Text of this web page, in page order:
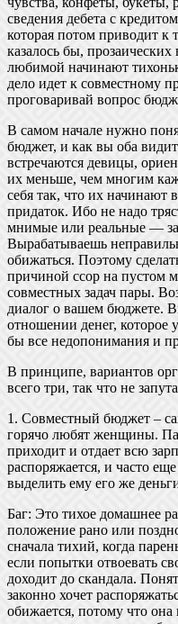
сведения дебета с
которая потом приводит к
казалось бы,
любимой начинают
дело идет к совместному
проговаривай вопрос
В самом начале нужно
бюджет, и как вы оба
встречаются девицы,
их меньше, чем многим
себя так, что их начинают
придаток. Ибо не надо
мнимые или реальные —
Вырабатываешь
обижаться. Поэтому
причиной ссор на пустом
совместных задач пары.
диалог о вашем бюджете.
отношении денег, которое
бы все недопонимания и
В принципе, вариантов
всего три, так что не
1. Совместный бюджет –
горячо любят женщины.
приходит и отдает всю
распоряжается, и часто
выделить ему его же
Баг: Это тихое домашнее
положение рано или
сначала тихий, когда
если попытки отвоевать
доходит до скандала.
законно хочет
обижается, потому что